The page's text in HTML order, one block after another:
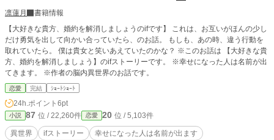
凛蓮月
書籍情報
【大好きな貴方、婚約を解消しましょうのifです】 これは、お互いがほんの少し
だけ勇気を出して向かい合っていたら、のお話。 もしも、あの時、違う行動を
取れていたら。 僕は貴女と笑いあえていたのかな？ ※このお話は 【大好きな貴
方、婚約を解消しましょう】のifストーリーです。 ※幸せになった人は名前が出
てきます。 ※作者の脳内異世界のお話です。
恋愛 完結 ｼｮｰﾄｼｮｰﾄ
24h.ポイント 6pt
小説 87 位 / 22,260件 恋愛 20 位 / 5,103件
異世界 ifストーリー 幸せになった人は名前が出ます